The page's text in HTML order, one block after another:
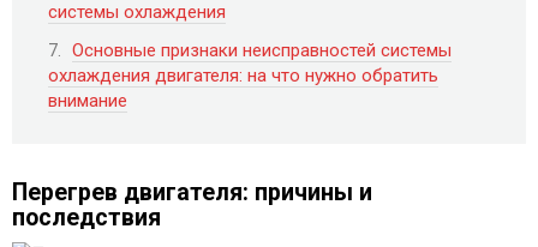
системы охлаждения
Основные признаки неисправностей системы
охлаждения двигателя: на что нужно обратить
внимание
Перегрев двигателя: причины и
последствия